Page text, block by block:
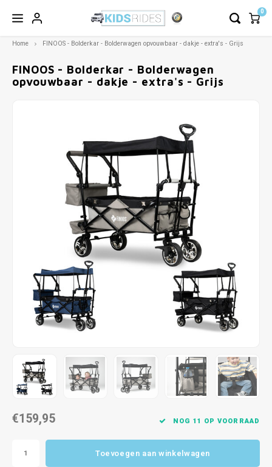
0
Home FINOOS - Bolderkar - Bolderwagen opvouwbaar - dakje - extra's - Grijs
FINOOS - Bolderkar - Bolderwagen
opvouwbaar - dakje - extra's - Grijs
€159,95 NOG 11 OP VOORRAAD
Toevoegen aan winkelwagen